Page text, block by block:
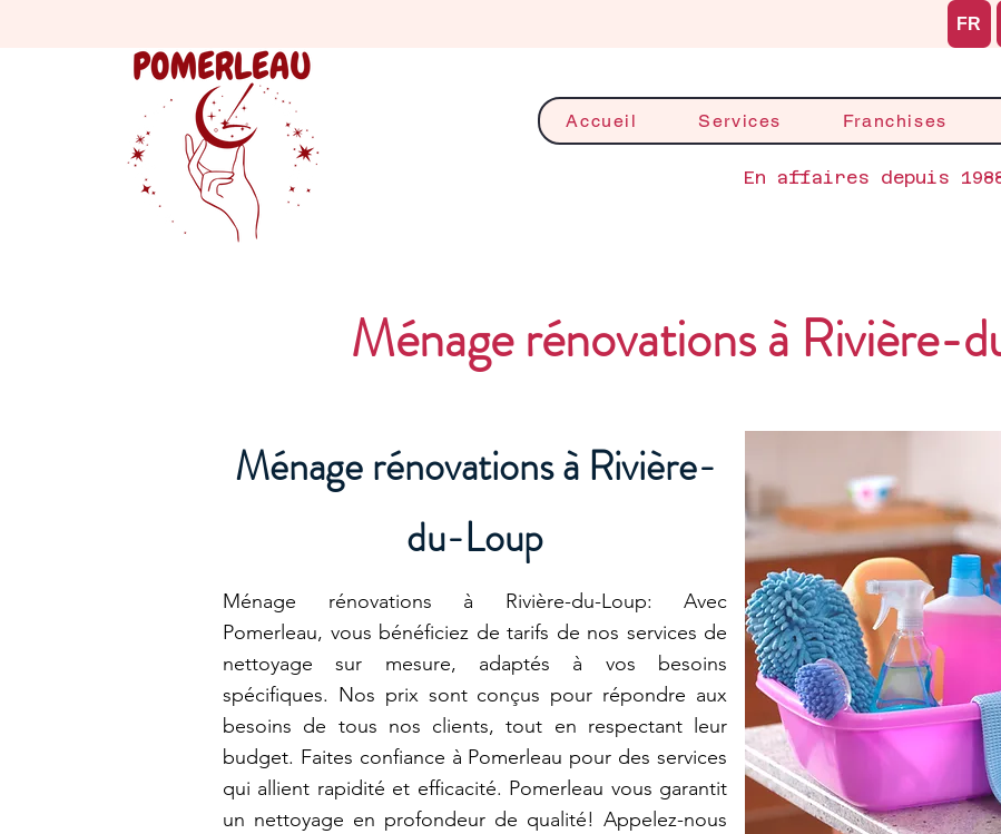
Accueil Services Franchises
En affaires depuis
FR
Ménage rénovations à Rivière-
Ménage rénovations à Rivière-
du-Loup
Ménage rénovations à Rivière-du-Loup: Avec
Pomerleau, vous bénéficiez de tarifs de nos services de
nettoyage sur mesure, adaptés à vos besoins
spécifiques. Nos prix sont conçus pour répondre aux
besoins de tous nos clients, tout en respectant leur
budget. Faites confiance à Pomerleau pour des services
qui allient rapidité et efficacité. Pomerleau vous garantit
un nettoyage en profondeur de qualité! Appelez-nous